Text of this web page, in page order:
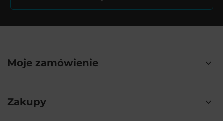
Moje zamówienie
Zakupy